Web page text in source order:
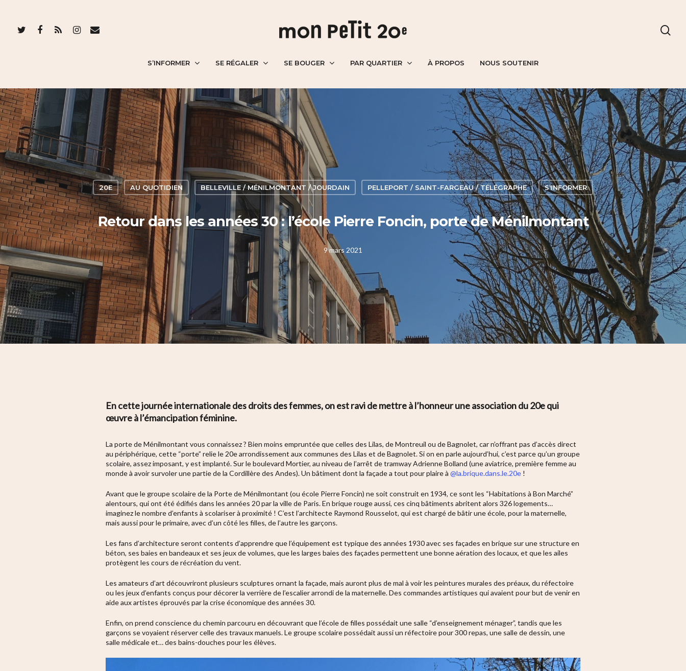
Hit enter to search or ESC to close
S’INFORMER SE RÉGALER SE BOUGER PAR QUARTIER À PROPOS NOUS SOUTENIR
20E AU QUOTIDIEN BELLEVILLE / MÉNILMONTANT / JOURDAIN PELLEPORT / SAINT-FARGEAU / TÉLÉGRAPHE S'INFORMER
Retour dans les années 30 : l’école Pierre Foncin, porte de Ménilmontant
9 mars 2021
En cette journée internationale des droits des femmes, on est ravi de mettre à l’honneur une association du 20e qui
œuvre à l’émancipation féminine.
La porte de Ménilmontant vous connaissez ? Bien moins empruntée que celles des Lilas, de Montreuil ou de Bagnolet, car n’offrant pas d’accès direct
au périphérique, cette “porte” relie le 20e arrondissement aux communes des Lilas et de Bagnolet. Si on en parle aujourd’hui, c’est parce qu’un groupe
scolaire, assez imposant, y est implanté. Sur le boulevard Mortier, au niveau de l’arrêt de tramway Adrienne Bolland (une aviatrice, première femme au
monde à avoir survoler une partie de la Cordillère des Andes). Un bâtiment dont la façade a tout pour plaire à@la.brique.dans.le.20e !
Avant que le groupe scolaire de la Porte de Ménilmontant (ou école Pierre Foncin) ne soit construit en 1934, ce sont les “Habitations à Bon Marché”
alentours, qui ont été édifiés dans les années 20 par la ville de Paris. En brique rouge aussi, ces cinq bâtiments abritent alors 326 logements…
imaginez le nombre d’enfants à scolariser à proximité ! C’est l’architecte Raymond Rousselot, qui est chargé de bâtir une école, pour la maternelle,
mais aussi pour le primaire, avec d’un côté les filles, de l’autre les garçons.
Les fans d’architecture seront contents d’apprendre que l’équipement est typique des années 1930 avec ses façades en brique sur une structure en
béton, ses baies en bandeaux et ses jeux de volumes, que les larges baies des façades permettent une bonne aération des locaux, et que les ailes
protègent les cours de récréation du vent.
Les amateurs d’art découvriront plusieurs sculptures ornant la façade, mais auront plus de mal à voir les peintures murales des préaux, du réfectoire
ou les jeux d’enfants conçus pour décorer la verrière de l’escalier arrondi de la maternelle. Des commandes artistiques qui avaient pour but de venir en
aide aux artistes éprouvés par la crise économique des années 30.
Enfin, on prend conscience du chemin parcouru en découvrant que l’école de filles possédait une salle “d’enseignement ménager”, tandis que les
garçons se voyaient réserver celle des travaux manuels. Le groupe scolaire possédait aussi un réfectoire pour 300 repas, une salle de dessin, une
salle médicale et… des bains-douches pour les élèves.